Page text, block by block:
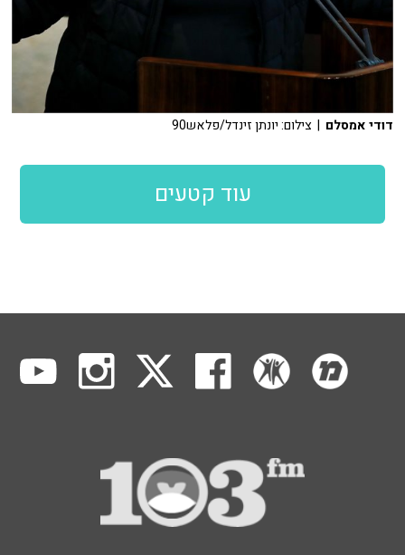
דודי אמסלם | צילום: יונתן זינדל/פלאש90
עוד קטעים